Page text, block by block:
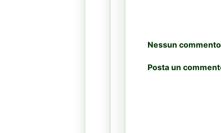
Nessun
Posta un